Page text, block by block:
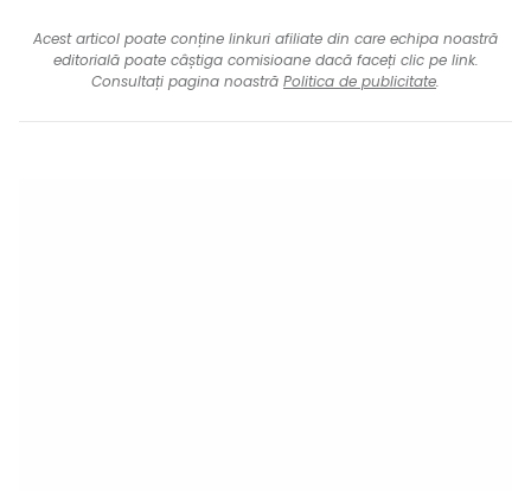
Acest articol poate conține linkuri afiliate din care echipa noastră
editorială poate câștiga comisioane dacă faceți clic pe link.
Consultați pagina noastră Politica de publicitate.